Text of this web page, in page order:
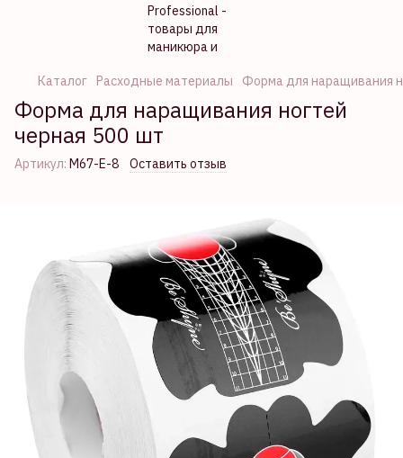
Каталог Расходные материалы Форма для наращивания
Форма для наращивания ногтей
черная 500 шт
Артикул: M67-Е-8 Оставить отзыв